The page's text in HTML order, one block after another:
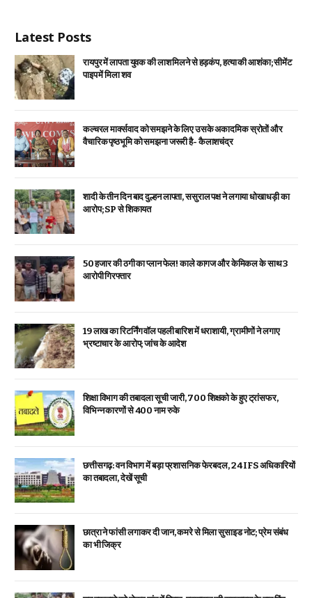
Latest Posts
रायपुर में लापता युवक की लाश मिलने से हड़कंप, हत्या की आशंका; सीमेंट
पाइप में मिला शव
कल्चरल मार्क्सवाद को समझने के लिए उसके अकादमिक स्रोतों और
वैचारिक पृष्ठभूमि को समझना जरूरी है- कैलाशचंद्र
शादी के तीन दिन बाद दुल्हन लापता, ससुराल पक्ष ने लगाया धोखाधड़ी का
आरोप; SP से शिकायत
₹50 हजार की ठगी का प्लान फेल! काले कागज और केमिकल के साथ 3
आरोपी गिरफ्तार
19 लाख का रिटर्निंग वॉल पहली बारिश में धराशायी, ग्रामीणों ने लगाए
भ्रष्टाचार के आरोप; जांच के आदेश
शिक्षा विभाग की तबादला सूची जारी, 700 शिक्षको के हुए ट्रांसफर,
विभिन्न कारणों से 400 नाम रुके
छत्तीसगढ़: वन विभाग में बड़ा प्रशासनिक फेरबदल, 24 IFS अधिकारियों
का तबादला, देखें सूची
छात्रा ने फांसी लगाकर दी जान, कमरे से मिला सुसाइड नोट; प्रेम संबंध
का भी जिक्र